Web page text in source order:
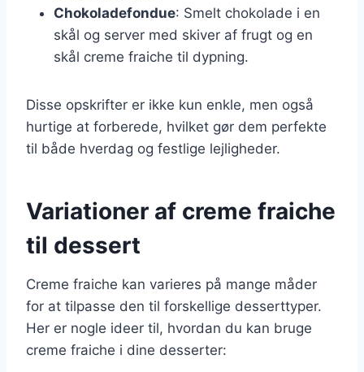
Chokoladefondue: Smelt chokolade i en
skål og server med skiver af frugt og en
skål creme fraiche til dypning.
Disse opskrifter er ikke kun enkle, men også
hurtige at forberede, hvilket gør dem perfekte
til både hverdag og festlige lejligheder.
Variationer af creme fraiche
til dessert
Creme fraiche kan varieres på mange måder
for at tilpasse den til forskellige desserttyper.
Her er nogle ideer til, hvordan du kan bruge
creme fraiche i dine desserter: